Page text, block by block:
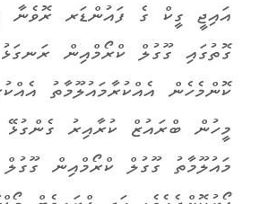
އައިޖީ ގީކް ގެ ފައުންޑަރ ރޮވެނާ
ގޮތުގައި ގޫގުލް ކްރޯމްއިން
ކޮންމެހެން އެއްކުރާމައުލޫމާތު
މީހުން ބްރައުޒް ކުރާއިރު ގެންގުޅޭ
މައުލޫމާތު ގޫގުލް ކްރޯމްއިން